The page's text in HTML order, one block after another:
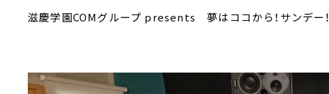
滋慶学園COMグループ presents 夢はココから！サンデー！